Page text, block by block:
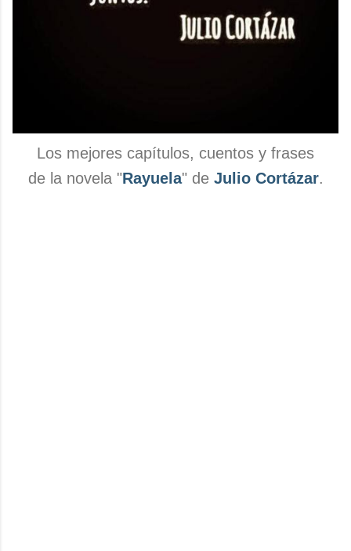
Los mejores capítulos, cuentos y frases
de la novela "Rayuela" de Julio Cortázar.